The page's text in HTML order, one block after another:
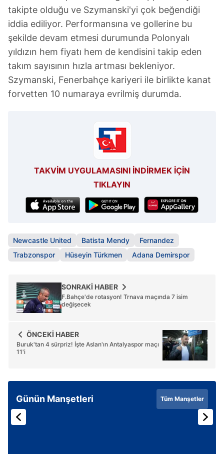
takipte olduğu ve Szymanski'yi çok beğendiği
iddia ediliyor. Performansına ve gollerine bu
şekilde devam etmesi durumunda Polonyalı
yıldızın hem fiyatı hem de kendisini takip eden
takım sayısının hızla artması bekleniyor.
Szymanski, Fenerbahçe kariyeri ile birlikte kanat
forvetten 10 numaraya evrilmiş durumda.
TAKVİM UYGULAMASINI İNDİRMEK İÇİN
TIKLAYIN
Newcastle United Batista Mendy
Fernandez
Trabzonspor
Hüseyin Türkmen Adana Demirspor
SONRAKİ HABER
F.Bahçe'de rotasyon! Trnava maçında 7 isim
değişecek
ÖNCEKİ HABER
Buruk'tan 4 sürpriz! İşte Aslan'ın Antalyaspor maçı
11'i
Günün Manşetleri Tüm Manşetler